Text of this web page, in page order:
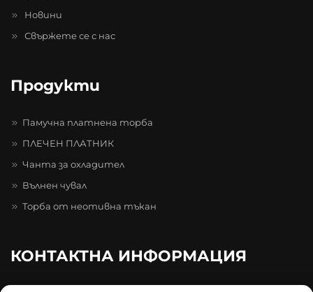
Новини
Свържете се с нас
Продукти
Памучна платнена торба
ПЛЕЧЕН ПЛАТНИК
Чанта за охладител
Вълнен чувал
Торба от неотивна тъкан
КОНТАКТНА ИНФОРМАЦИЯ